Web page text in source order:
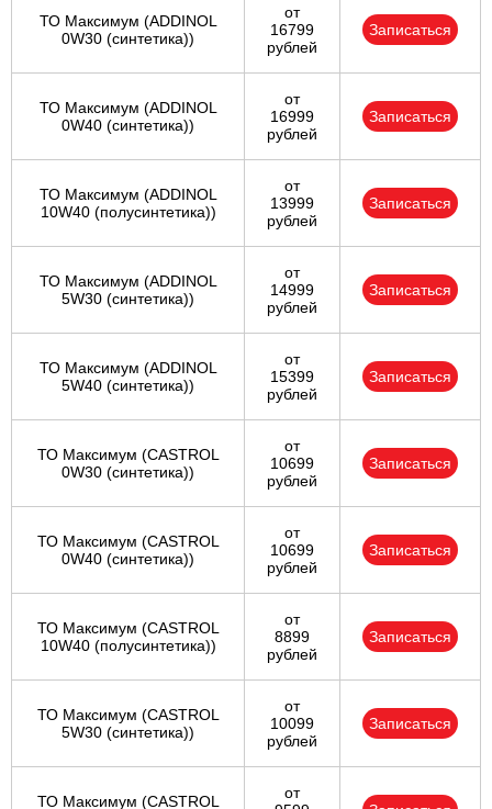
ТО Максимум (ADDINOL
0W30 (синтетика))
от
16799
рублей
Записаться
ТО Максимум (ADDINOL
0W40 (синтетика))
от
16999
рублей
Записаться
ТО Максимум (ADDINOL
10W40 (полусинтетика))
от
13999
рублей
Записаться
ТО Максимум (ADDINOL
5W30 (синтетика))
от
14999
рублей
Записаться
ТО Максимум (ADDINOL
5W40 (синтетика))
от
15399
рублей
Записаться
ТО Максимум (CASTROL
0W30 (синтетика))
от
10699
рублей
Записаться
ТО Максимум (CASTROL
0W40 (синтетика))
от
10699
рублей
Записаться
ТО Максимум (CASTROL
10W40 (полусинтетика))
от
8899
рублей
Записаться
ТО Максимум (CASTROL
5W30 (синтетика))
от
10099
рублей
Записаться
ТО Максимум (CASTROL
от